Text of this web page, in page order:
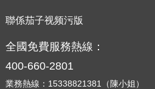
聯係茄子视频污版
全國免費服務熱線：
400-660-2801
業務熱線：15338821381（陳小姐）